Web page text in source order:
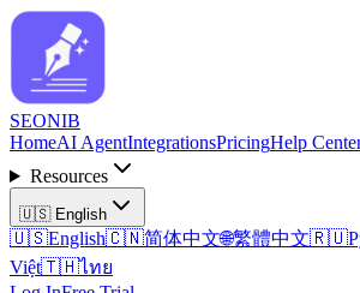
SEONIB
HomeAI AgentIntegrationsPricingHelp
Resources
🇺🇸 English
🇺🇸English🇨🇳简体中文🌐繁體中文🇷🇺
Việt🇹🇭ไทย